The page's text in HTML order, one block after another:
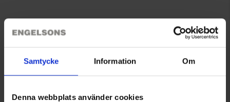
Samtycke Information Om
Denna webbplats använder cookies
Sie benötigen vielleicht auch